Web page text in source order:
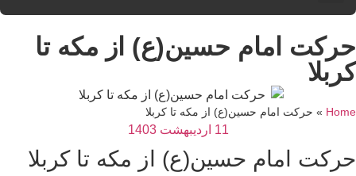
امام حسین(ع) از مکه تا
»حرکت امام حسین(ع) از مکه تا کربلا
11 اردیبهشت 1403
امام حسین(ع) از مکه تا کربلا